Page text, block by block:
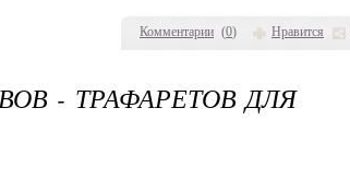
Комментарии (0) Нравится
- ТРАФАРЕТОВ ДЛЯ